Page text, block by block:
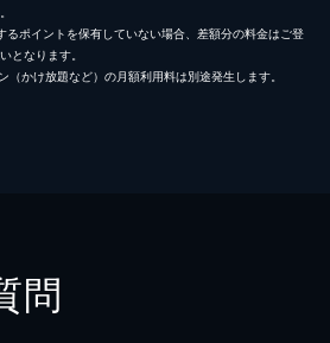
るポイントを保有していない場合、差額分の料金はご登
となります。
かけ放題など）の月額利用料は別途発生します。
問